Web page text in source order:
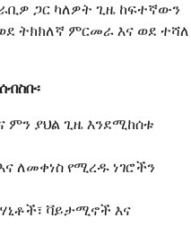
ጋር ካለዎት ጊዜ ከፍተኛውን
ትክክለኛ ምርመራ እና ወደ ተሻለ
ምን ያህል ጊዜ እንደሚከሰቱ
ለመቀነስ የሚረዱ ነገሮችን
ቫይታሚኖች እና